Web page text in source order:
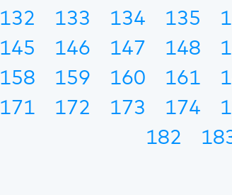
132 133 134 135
145 146 147 148
158 159 160 161
171 172 173 174
182